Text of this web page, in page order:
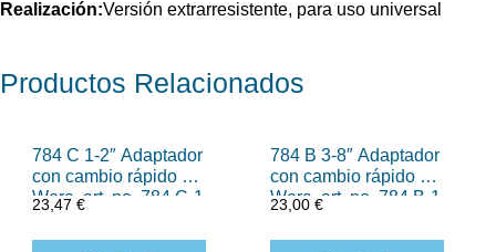
Realización:Versión extrarresistente, para uso universal
Productos Relacionados
784 C 1-2″ Adaptador
con cambio rápido de
Wera, art. no. 784 C-1
x 1-4″ x 50 mm
23,47€
784 B 3-8″ Adaptador
con cambio rápido de
Wera, art. no. 784 B-1
x 1-4″ x 43 mm
23,00€